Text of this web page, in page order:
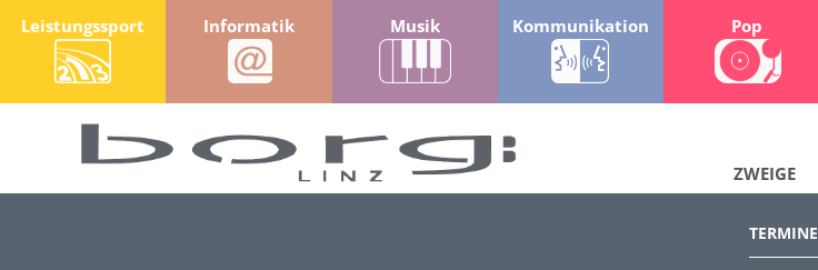
Leistungssport Informatik Musik Kommunikation Pop
ZWEIGE
TERMINE